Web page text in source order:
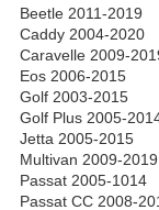
Beetle 2011-2019
Caddy 2004-2020
Caravelle 2009-
Eos 2006-2015
Golf 2003-2015
Golf Plus 2005-
Jetta 2005-2015
Multivan 2009-2019
Passat 2005-1014
Passat CC 2008-